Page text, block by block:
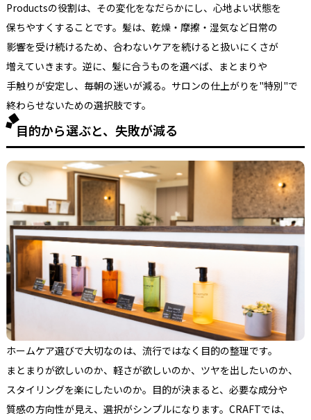
Productsの役割は、 その変化をなだらかにし、 心地よい状態を
保ちやすく する ことです。 髪は、 乾燥・摩擦・湿気など日常の
影響を受け続けるため、 合わないケアを続けると扱いにくさが
増えていきます。 逆に、 髪に合うものを選べば、 まとまりや
手触りが安定し、 毎朝の迷いが減る。 サロンの仕上がりを"特別"で
終わらせないための選択肢です。
目的から選ぶと、失敗が減る
ホームケア選びで大切なのは、 流行ではなく 目的の整理です。
まとまりが欲しいのか、 軽さが欲しいのか、 ツヤを出したいのか、
スタイリングを楽に したいのか。 目的が決まると、 必要な成分や
質感の方向性が見え、 選択がシンプルになります。 CRAFTでは、